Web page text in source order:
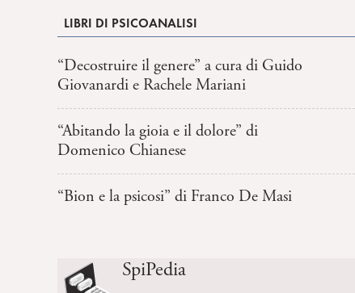
LIBRI DI PSICOANALISI
“Decostruire il genere” a cura di Guido
Giovanardi e Rachele Mariani
“Abitando la gioia e il dolore” di
Domenico Chianese
“Bion e la psicosi” di Franco De Masi
SpiPedia